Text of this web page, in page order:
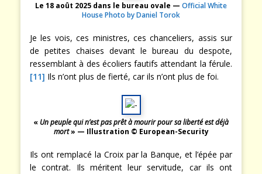
Le 18 août 2025 dans le bureau ovale — Official White
House Photo by Daniel Torok
Je les vois, ces ministres, ces chanceliers, assis sur
de petites chaises devant le bureau du despote,
ressemblant à des écoliers fautifs attendant la férule.
[11] Ils n’ont plus de fierté, car ils n’ont plus de foi.
« Un peuple qui n’est pas prêt à mourir pour sa liberté est déjà
mort» — Illustration © European-Security
Ils ont remplacé la Croix par la Banque, et l’épée par
le contrat. Ils méritent leur servitude, car ils ont